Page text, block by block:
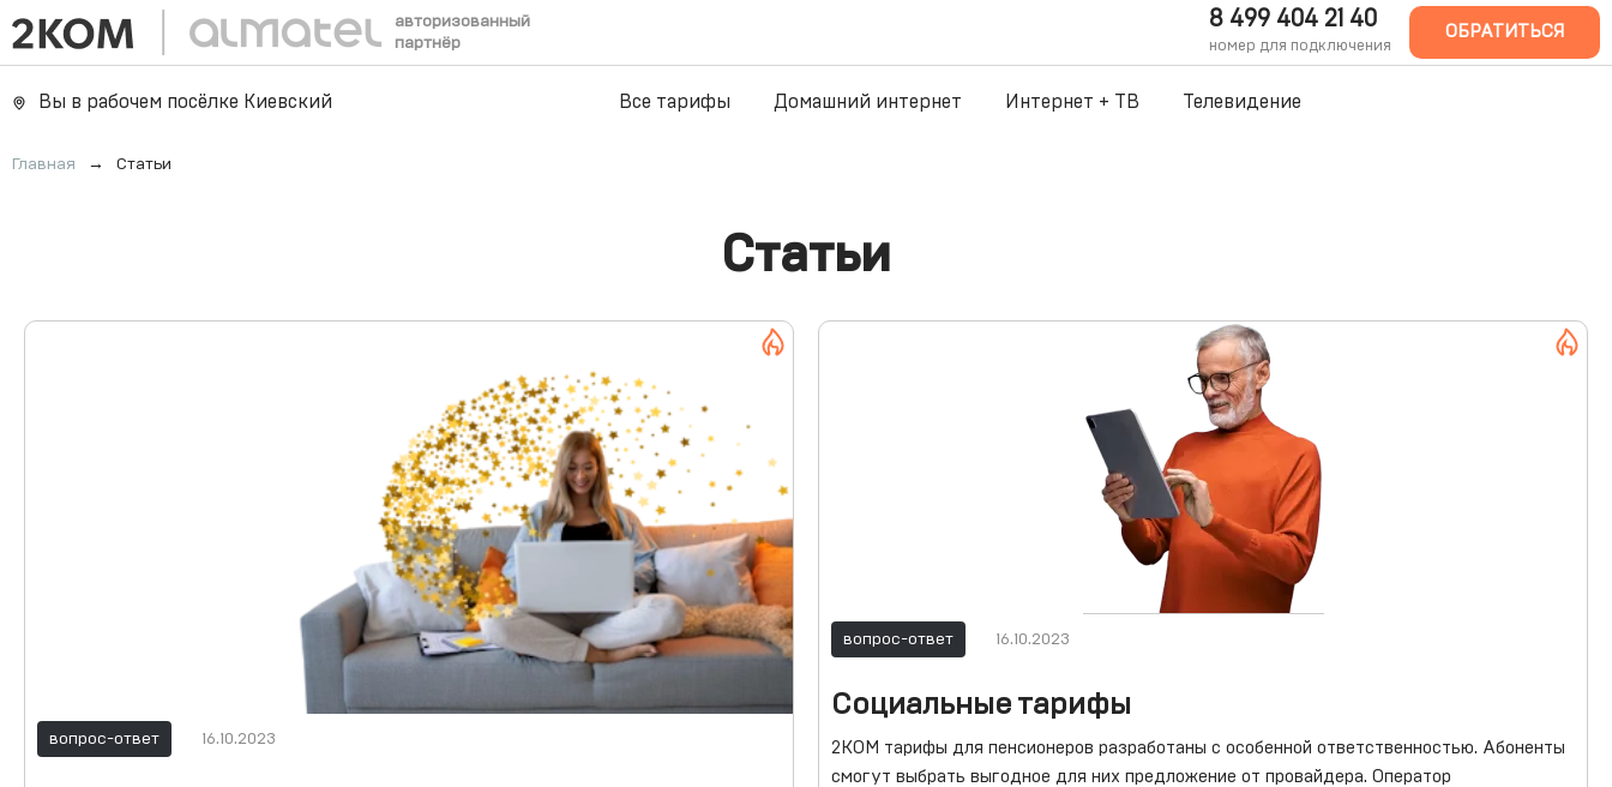
авторизованный
партнёр
8 499 404 21 40
номер для подключения
ОБРАТИТЬСЯ
Вы в рабочем посёлке Киевский Все тарифы Домашний интернет Интернет + ТВ Телевидение
Главная → Статьи
Статьи
вопрос-ответ 16.10.2023
вопрос-ответ 16.10.2023
Социальные тарифы
2КОМ тарифы для пенсионеров разработаны с особенной ответственностью. Абоненты
смогут выбрать выгодное для них предложение от провайдера. Оператор